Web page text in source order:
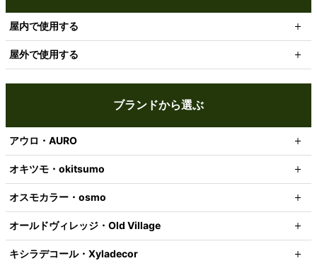
屋内で使用する
屋外で使用する
ブランドから選ぶ
アウロ・AURO
オキツモ・okitsumo
オスモカラー・osmo
オールドヴィレッジ・Old Village
キシラデコール・Xyladecor